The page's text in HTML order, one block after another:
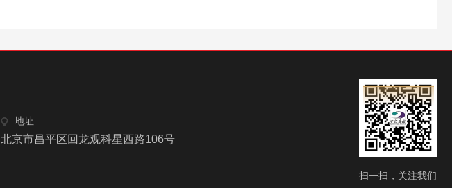
地址
北京市昌平区回龙观科星西路106号
扫一扫，关注我们